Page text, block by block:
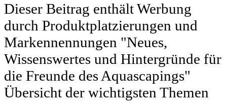
Dieser Beitrag enthält Werbung
durch Produktplatzierungen und
Markennennungen "Neues,
Wissenswertes und Hintergründe für
die Freunde des Aquascapings"
Übersicht der wichtigsten Themen